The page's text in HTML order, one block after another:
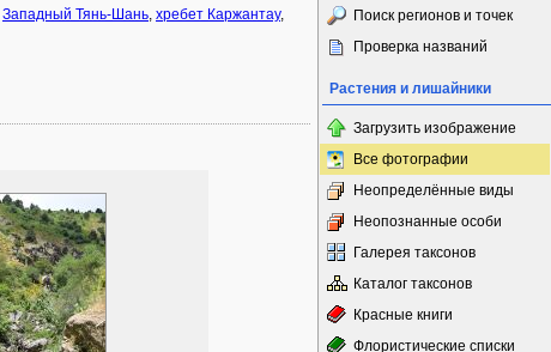
Западный Тянь-Шань, хребет Каржантау,
Поиск регионов и точек
Проверка названий
Растения и лишайники
Загрузить изображение
Все фотографии
Неопределённые виды
Неопознанные особи
Галерея таксонов
Каталог таксонов
Красные книги
Флористические списки